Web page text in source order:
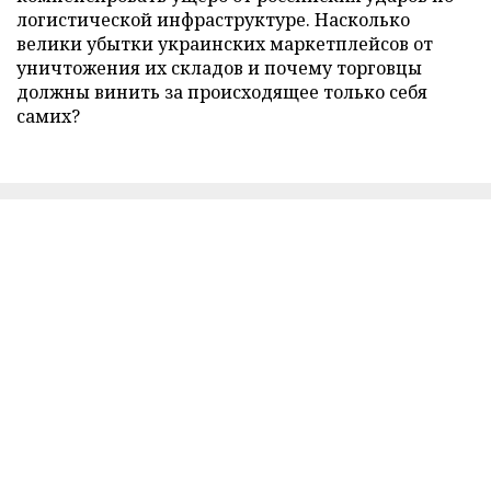
логистической инфраструктуре. Насколько
велики убытки украинских маркетплейсов от
уничтожения их складов и почему торговцы
должны винить за происходящее только себя
самих?